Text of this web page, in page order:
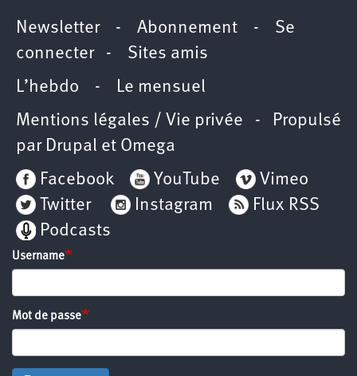
Newsletter- Abonnement - Se
connecter- Sites amis
L’hebdo - Le mensuel
Mentions légales / Vie privée - Propulsé
par Drupal et Omega
Facebook
YouTube
Vimeo
Twitter
Instagram
Flux RSS
Podcasts
Username
Mot de passe